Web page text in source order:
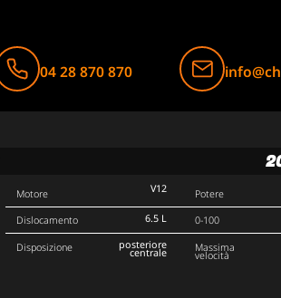
04 28 870 870
Motore
Dislocamento
Disposizione
V12
6.5 L
posteriore
centrale
Potere
0-100
Massima
velocità